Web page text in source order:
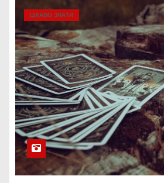
ЦІКАВО ЗНАТИ